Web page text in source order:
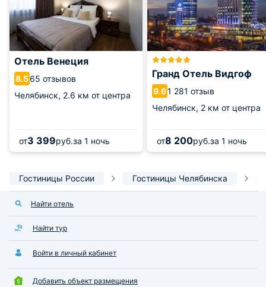
Отель Венеция
8.565 отзывов
Челябинск, 2.6 км от центра
от3 399руб.за 1 ночь
Гранд Отель Видгоф
9.61 281 отзыв
Челябинск, 2 км от центра
от8 200руб.за 1 ночь
Гостиницы России Гостиницы Челябинска
Найти отель
Найти тур
Войти в личный кабинет
Добавить объект размещения